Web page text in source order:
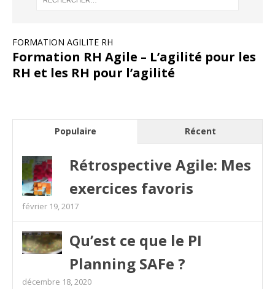
FORMATION AGILITE RH
Formation RH Agile – L’agilité pour les
RH et les RH pour l’agilité
Populaire Récent
Rétrospective Agile: Mes
exercices favoris
février 19, 2017
Qu’est ce que le PI
Planning SAFe ?
décembre 18, 2020